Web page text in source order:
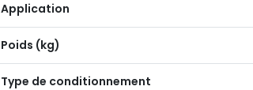
Application
Poids (kg)
Type de conditionnement